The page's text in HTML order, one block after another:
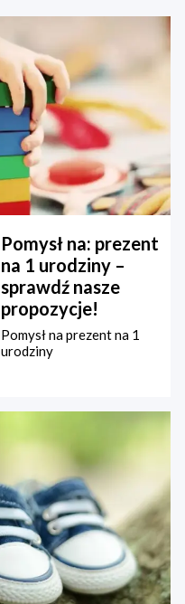
Pomysł na: prezent
na 1 urodziny –
sprawdź nasze
propozycje!
Pomysł na prezent na 1
urodziny